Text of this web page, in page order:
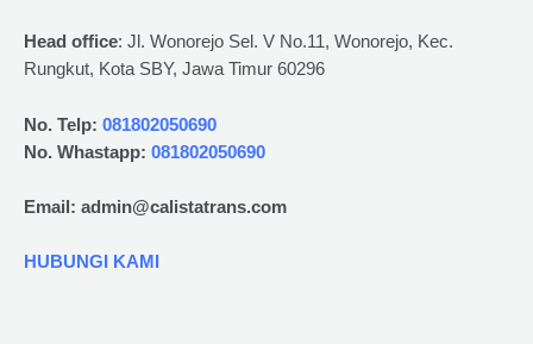
Head office: Jl. Wonorejo Sel. V No.11, Wonorejo, Kec.
Rungkut, Kota SBY, Jawa Timur 60296
No. Telp: 081802050690
No. Whastapp: 081802050690
Email: admin@calistatrans.com
HUBUNGI KAMI